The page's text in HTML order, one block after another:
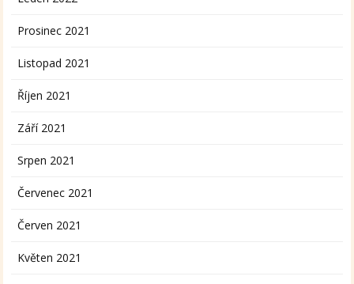
Prosinec 2021
Listopad 2021
Říjen 2021
Září 2021
Srpen 2021
Červenec 2021
Červen 2021
Květen 2021